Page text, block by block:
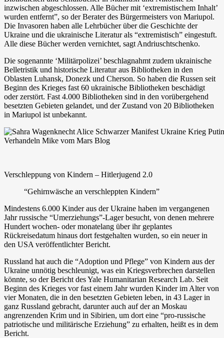
inzwischen abgeschlossen. Alle Bücher mit ‘extremistischem Inhalt’
wurden entfernt”, so der Berater des Bürgermeisters von Mariupol.
Die Invasoren haben alle Lehrbücher über die Geschichte der
Ukraine und die ukrainische Literatur als “extremistisch” eingestuft.
Alle diese Bücher werden vernichtet, sagt Andriuschtschenko.
Die sogenannte ‘Militärpolizei’ beschlagnahmt zudem ukrainische
Belletristik und historische Literatur aus Bibliotheken in den
Oblasten Luhansk, Donezk und Cherson. So haben die Russen seit
Beginn des Krieges fast 60 ukrainische Bibliotheken beschädigt
oder zerstört. Fast 4.000 Bibliotheken sind in den vorübergehend
besetzten Gebieten gelandet, und der Zustand von 20 Bibliotheken
in Mariupol ist unbekannt.
Verschleppung von Kindern – Hitlerjugend 2.0
“Gehirnwäsche an verschleppten Kindern”
Mindestens 6.000 Kinder aus der Ukraine haben im vergangenen
Jahr russische “Umerziehungs”-Lager besucht, von denen mehrere
Hundert wochen- oder monatelang über ihr geplantes
Rückreisedatum hinaus dort festgehalten wurden, so ein neuer in
den USA veröffentlichter Bericht.
Russland hat auch die “Adoption und Pflege” von Kindern aus der
Ukraine unnötig beschleunigt, was ein Kriegsverbrechen darstellen
könnte, so der Bericht des Yale Humanitarian Research Lab. Seit
Beginn des Krieges vor fast einem Jahr wurden Kinder im Alter von
vier Monaten, die in den besetzten Gebieten leben, in 43 Lager in
ganz Russland gebracht, darunter auch auf der an Moskau
angrenzenden Krim und in Sibirien, um dort eine “pro-russische
patriotische und militärische Erziehung” zu erhalten, heißt es in dem
Bericht.